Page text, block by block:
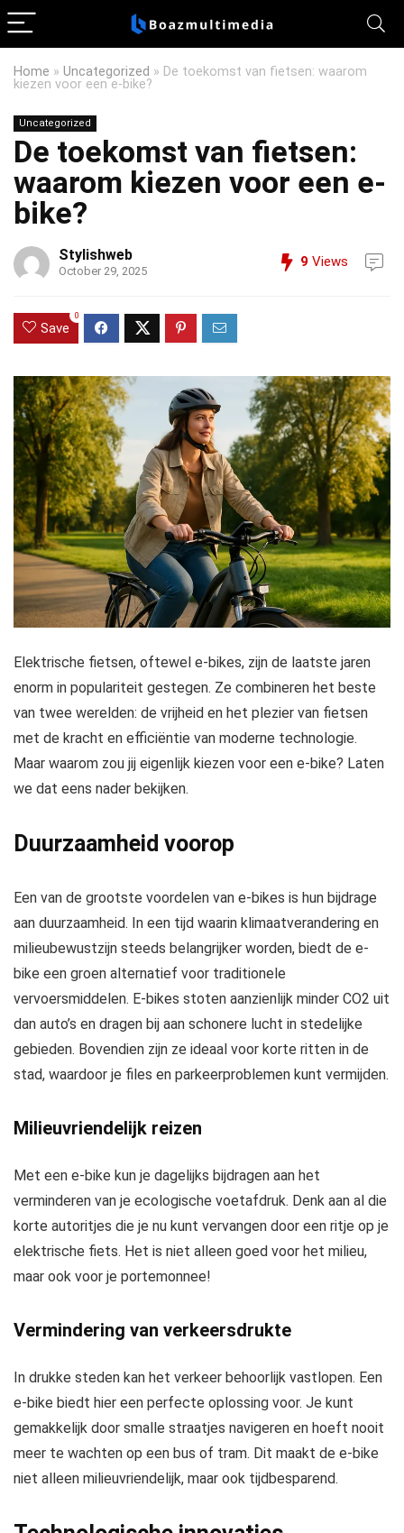
Home » Uncategorized » De toekomst van fietsen: waarom
kiezen voor een e-bike?
Uncategorized
De toekomst van fietsen:
waarom kiezen voor een e-
bike?
Stylishweb
October 29, 2025
9 Views
Save
0
Elektrische fietsen, oftewel e-bikes, zijn de laatste jaren
enorm in populariteit gestegen. Ze combineren het beste
van twee werelden: de vrijheid en het plezier van fietsen
met de kracht en efficiëntie van moderne technologie.
Maar waarom zou jij eigenlijk kiezen voor een e-bike? Laten
we dat eens nader bekijken.
Duurzaamheid voorop
Een van de grootste voordelen van e-bikes is hun bijdrage
aan duurzaamheid. In een tijd waarin klimaatverandering en
milieubewustzijn steeds belangrijker worden, biedt de e-
bike een groen alternatief voor traditionele
vervoersmiddelen. E-bikes stoten aanzienlijk minder CO2 uit
dan auto’s en dragen bij aan schonere lucht in stedelijke
gebieden. Bovendien zijn ze ideaal voor korte ritten in de
stad, waardoor je files en parkeerproblemen kunt vermijden.
Milieuvriendelijk reizen
Met een e-bike kun je dagelijks bijdragen aan het
verminderen van je ecologische voetafdruk. Denk aan al die
korte autoritjes die je nu kunt vervangen door een ritje op je
elektrische fiets. Het is niet alleen goed voor het milieu,
maar ook voor je portemonnee!
Vermindering van verkeersdrukte
In drukke steden kan het verkeer behoorlijk vastlopen. Een
e-bike biedt hier een perfecte oplossing voor. Je kunt
gemakkelijk door smalle straatjes navigeren en hoeft nooit
meer te wachten op een bus of tram. Dit maakt de e-bike
niet alleen milieuvriendelijk, maar ook tijdbesparend.